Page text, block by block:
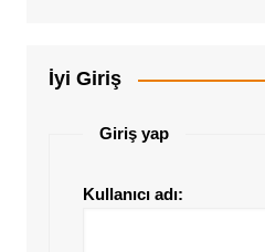
İyi Giriş
Giriş yap
Kullanıcı adı: